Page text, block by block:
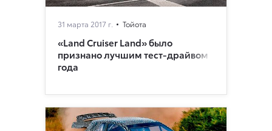
31 марта 2017 г. Тойота
«Land Cruiser Land» было
признано лучшим тест-драйвом
года